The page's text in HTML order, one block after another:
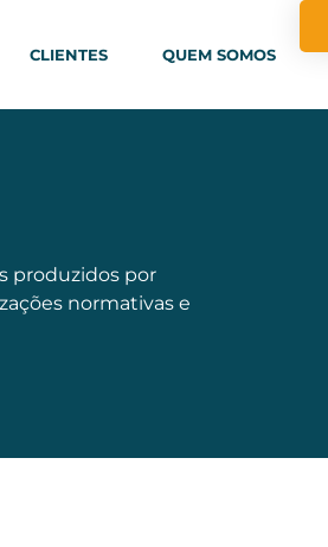
CLIENTES QUEM SOMOS
produzidos por
normativas e